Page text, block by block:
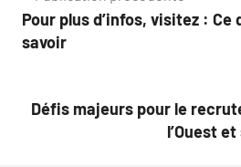
de
Pour plus d’infos, visitez : Ce
savoir
Défis majeurs pour le
l’Ouest